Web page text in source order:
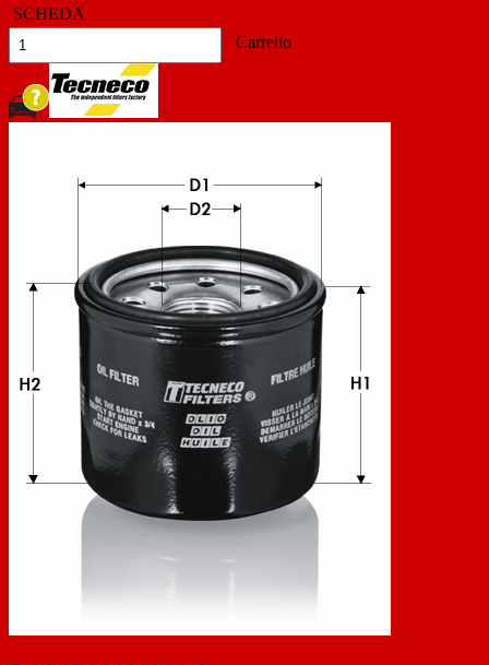
SCHEDA
Carrello